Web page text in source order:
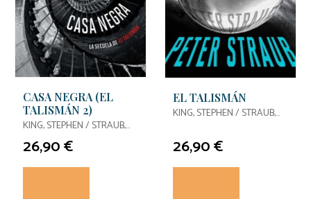
CASA NEGRA (EL
TALISMÁN 2)
KING, STEPHEN / STRAUB,
PETER
26,90 €
EL TALISMÁN
KING, STEPHEN / STRAUB,
26,90 €